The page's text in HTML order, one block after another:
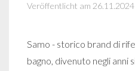
Veröffentlicht am 26.11.2024
Samo - storico brand di
bagno, divenuto negli anni